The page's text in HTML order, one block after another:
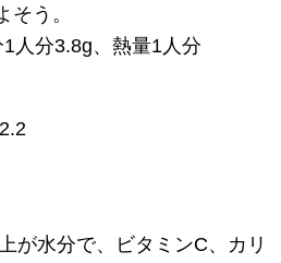
そう。
1人分3.8g、熱量1人分
が水分で、ビタミンC、カリ